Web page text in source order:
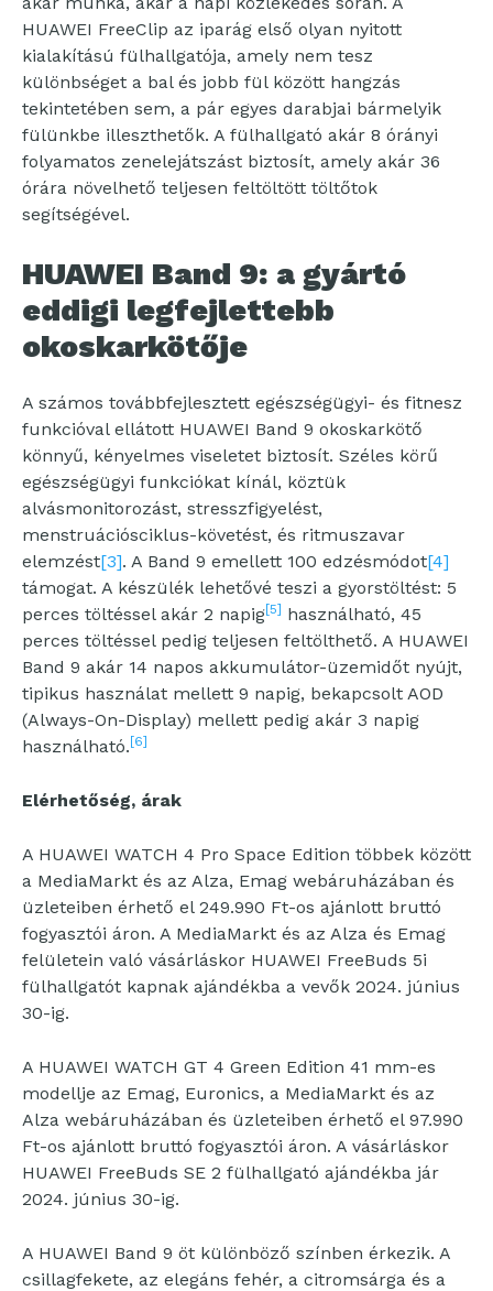
HUAWEI FreeClip az iparág első olyan nyitott
kialakítású fülhallgatója, amely nem tesz
különbséget a bal és jobb fül között hangzás
tekintetében sem, a pár egyes darabjai bármelyik
fülünkbe illeszthetők. A fülhallgató akár 8 órányi
folyamatos zenelejátszást biztosít, amely akár 36
órára növelhető teljesen feltöltött töltőtok
segítségével.
HUAWEI Band 9: a gyártó
eddigi legfejlettebb
okoskarkötője
A számos továbbfejlesztett egészségügyi- és fitnesz
funkcióval ellátott HUAWEI Band 9 okoskarkötő
könnyű, kényelmes viseletet biztosít. Széles körű
egészségügyi funkciókat kínál, köztük
alvásmonitorozást, stresszfigyelést,
menstruációsciklus-követést, és ritmuszavar
elemzést[3]. A Band 9 emellett 100 edzésmódot[4]
támogat. A készülék lehetővé teszi a gyorstöltést: 5
perces töltéssel akár 2 napig[5] használható, 45
perces töltéssel pedig teljesen feltölthető. A HUAWEI
Band 9 akár 14 napos akkumulátor-üzemidőt nyújt,
tipikus használat mellett 9 napig, bekapcsolt AOD
(Always-On-Display) mellett pedig akár 3 napig
használható. [6]
Elérhetőség, árak
A HUAWEI WATCH 4 Pro Space Edition többek között
a MediaMarkt és az Alza, Emag webáruházában és
üzleteiben érhető el 249.990 Ft-os ajánlott bruttó
fogyasztói áron. A MediaMarkt és az Alza és Emag
felületein való vásárláskor HUAWEI FreeBuds 5i
fülhallgatót kapnak ajándékba a vevők 2024. június
30-ig.
A HUAWEI WATCH GT 4 Green Edition 41 mm-es
modellje az Emag, Euronics, a MediaMarkt és az
Alza webáruházában és üzleteiben érhető el 97.990
Ft-os ajánlott bruttó fogyasztói áron. A vásárláskor
HUAWEI FreeBuds SE 2 fülhallgató ajándékba jár
2024. június 30-ig.
A HUAWEI Band 9 öt különböző színben érkezik. A
csillagfekete, az elegáns fehér, a citromsárga és a